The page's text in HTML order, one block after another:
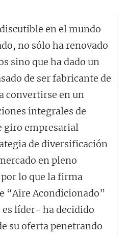
en el mundo
no sólo ha renovado
sino que ha dado un
de ser fabricante de
convertirse en un
integrales de
giro empresarial
de diversificación
en pleno
lo que la firma
“Aire Acondicionado”
es líder- ha decidido
su oferta penetrando